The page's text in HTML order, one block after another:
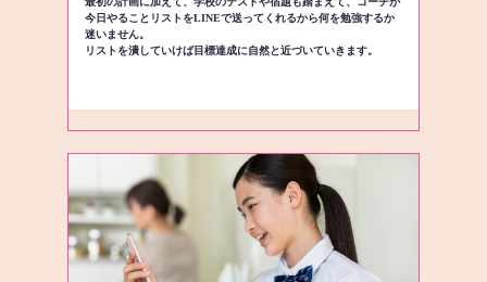
今日やることリストをLINEで送ってくれるから何を勉強するか
迷いません。
リストを潰していけば目標達成に自然と近づいていきます。